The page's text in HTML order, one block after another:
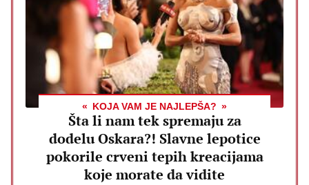
KOJA VAM JE NAJLEPŠA?
Šta li nam tek spremaju za
dodelu Oskara?! Slavne lepotice
pokorile crveni tepih kreacijama
koje morate da vidite